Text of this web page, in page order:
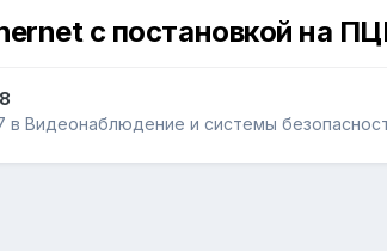
с постановкой на
в Видеонаблюдение и системы